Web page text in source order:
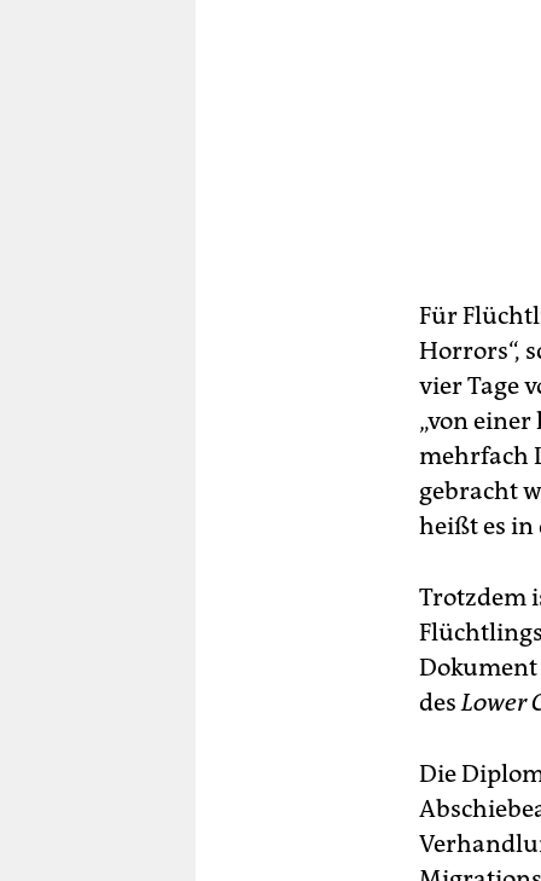
Für
Horrors“,
vier Tage
„von
mehrfach
gebracht
heißt es in
Trotzdem
Dokument
desLower
Die